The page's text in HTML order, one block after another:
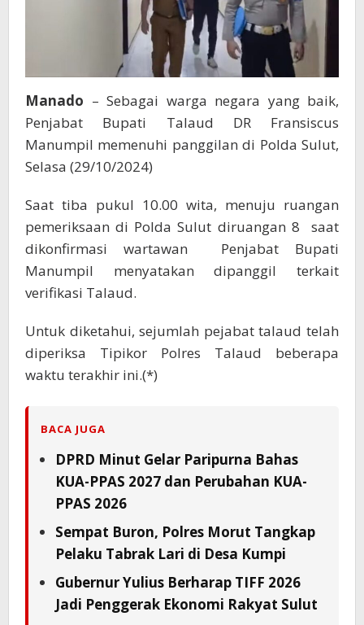
Manado – Sebagai warga negara yang baik,
Penjabat Bupati Talaud DR Fransiscus
Manumpil memenuhi panggilan di Polda Sulut,
Selasa (29/10/2024)
Saat tiba pukul 10.00 wita, menuju ruangan
pemeriksaan di Polda Sulut diruangan 8 saat
dikonfirmasi wartawan Penjabat Bupati
Manumpil menyatakan dipanggil terkait
verifikasi Talaud.
Untuk diketahui, sejumlah pejabat talaud telah
diperiksa Tipikor Polres Talaud beberapa
waktu terakhir ini.(*)
BACA JUGA
DPRD Minut Gelar Paripurna Bahas
KUA-PPAS 2027 dan Perubahan KUA-
PPAS 2026
Sempat Buron, Polres Morut Tangkap
Pelaku Tabrak Lari di Desa Kumpi
Gubernur Yulius Berharap TIFF 2026
Jadi Penggerak Ekonomi Rakyat Sulut